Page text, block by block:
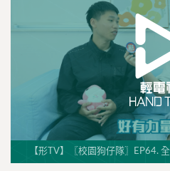
【形TV】〖校園狗仔隊〗EP64.